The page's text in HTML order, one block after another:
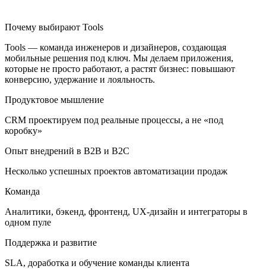
Почему выбирают Tools
Tools — команда инженеров и дизайнеров, создающая
мобильные решения под ключ. Мы делаем приложения,
которые не просто работают, а растят бизнес: повышают
конверсию, удержание и лояльность.
Продуктовое мышление
CRM проектируем под реальные процессы, а не «под
коробку»
Опыт внедрений в B2B и B2C
Несколько успешных проектов автоматизации продаж
Команда
Аналитики, бэкенд, фронтенд, UX-дизайн и интеграторы в
одном пуле
Поддержка и развитие
SLA, доработка и обучение команды клиента